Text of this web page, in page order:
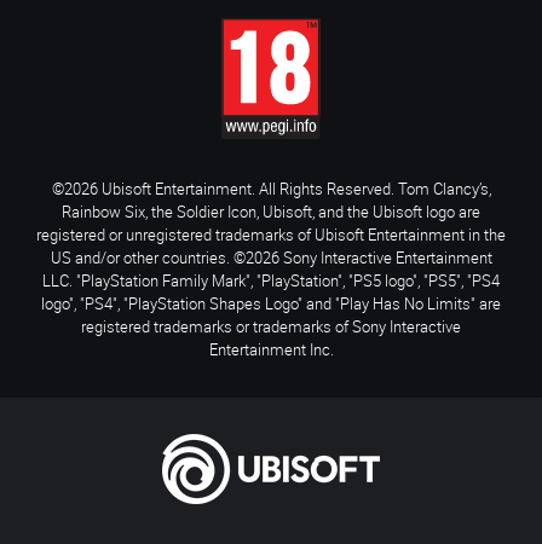
©2026 Ubisoft Entertainment. All Rights Reserved. Tom Clancy’s,
Rainbow Six, the Soldier Icon, Ubisoft, and the Ubisoft logo are
registered or unregistered trademarks of Ubisoft Entertainment in the
US and/or other countries. ©2026 Sony Interactive Entertainment
LLC. "PlayStation Family Mark", "PlayStation", "PS5 logo", "PS5", "PS4
logo", "PS4", "PlayStation Shapes Logo" and "Play Has No Limits" are
registered trademarks or trademarks of Sony Interactive
Entertainment Inc.